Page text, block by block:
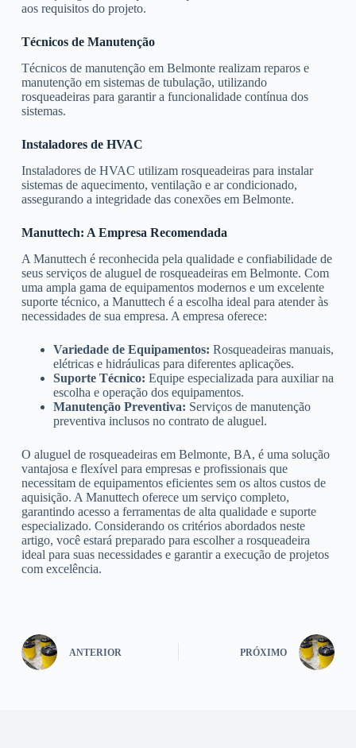
aos requisitos do projeto.
Técnicos de Manutenção
Técnicos de manutenção em Belmonte realizam reparos e
manutenção em sistemas de tubulação, utilizando
rosqueadeiras para garantir a funcionalidade contínua dos
sistemas.
Instaladores de HVAC
Instaladores de HVAC utilizam rosqueadeiras para instalar
sistemas de aquecimento, ventilação e ar condicionado,
assegurando a integridade das conexões em Belmonte.
Manuttech: A Empresa Recomendada
A Manuttech é reconhecida pela qualidade e confiabilidade de
seus serviços de aluguel de rosqueadeiras em Belmonte. Com
uma ampla gama de equipamentos modernos e um excelente
suporte técnico, a Manuttech é a escolha ideal para atender às
necessidades de sua empresa. A empresa oferece:
Variedade de Equipamentos: Rosqueadeiras manuais,
elétricas e hidráulicas para diferentes aplicações.
Suporte Técnico: Equipe especializada para auxiliar na
escolha e operação dos equipamentos.
Manutenção Preventiva: Serviços de manutenção
preventiva inclusos no contrato de aluguel.
O aluguel de rosqueadeiras em Belmonte, BA, é uma solução
vantajosa e flexível para empresas e profissionais que
necessitam de equipamentos eficientes sem os altos custos de
aquisição. A Manuttech oferece um serviço completo,
garantindo acesso a ferramentas de alta qualidade e suporte
especializado. Considerando os critérios abordados neste
artigo, você estará preparado para escolher a rosqueadeira
ideal para suas necessidades e garantir a execução de projetos
com excelência.
ANTERIOR PRÓXIMO